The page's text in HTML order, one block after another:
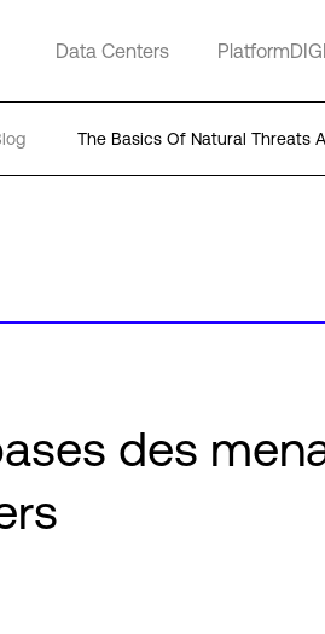
Data Centers
The Basics Of Natural Threats
des